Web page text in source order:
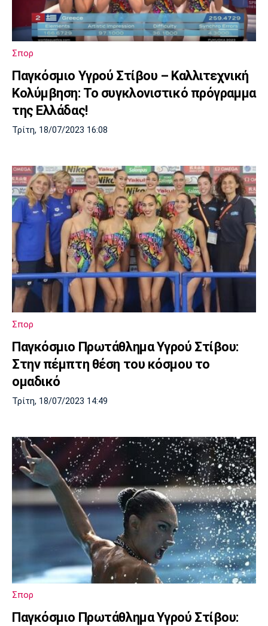
Πολιτισμός
Τραγούδια
Cine Spot
Running
Media
Πρόγραμμα TV
Μπαρτσελόνα
Μάντσεστερ
Γιουνάιτεντ
Τσέλσι Άρσεναλ
Λίβερπουλ
Μάντσεστερ
Σίτι
Γιουβέντους
Ίντερ Μίλαν Μπάγερν
Μονακό
Αστέρας
Τότεναμ
Πόρτο Μπενφίκα
Σπορ
Παγκόσμιο Υγρού Στίβου – Καλλιτεχνική
Κολύμβηση: Το συγκλονιστικό πρόγραμμα
της Ελλάδας!
Τρίτη, 18/07/2023 16:08
Σπορ
Παγκόσμιο Πρωτάθλημα Υγρού Στίβου:
Στην πέμπτη θέση του κόσμου το
ομαδικό
Τρίτη, 18/07/2023 14:49
Σπορ
Παγκόσμιο Πρωτάθλημα Υγρού Στίβου: